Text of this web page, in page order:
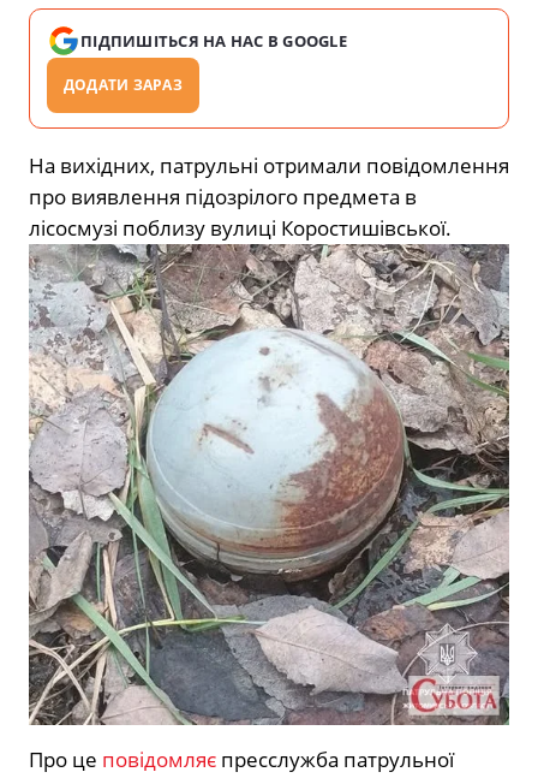
ПІДПИШІТЬСЯ НА НАС В GOOGLE
ДОДАТИ ЗАРАЗ
На вихідних, патрульні отримали повідомлення
про виявлення підозрілого предмета в
лісосмузі поблизу вулиці Коростишівської.
Про це повідомляє пресслужба патрульної